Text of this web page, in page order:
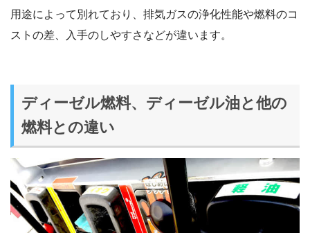
用途によって別れており、排気ガスの浄化性能や燃料のコ
ストの差、入手のしやすさなどが違います。
ディーゼル燃料、ディーゼル油と他の
燃料との違い